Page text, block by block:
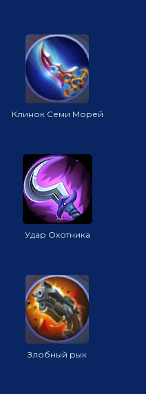
Клинок Семи Морей
Удар Охотника
Злобный рык